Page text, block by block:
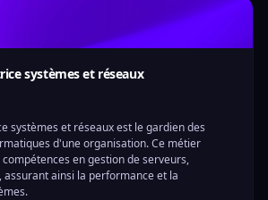
systèmes et réseaux
systèmes et réseaux est le gardien des
d'une organisation. Ce métier
en gestion de serveurs,
assurant ainsi la performance et la